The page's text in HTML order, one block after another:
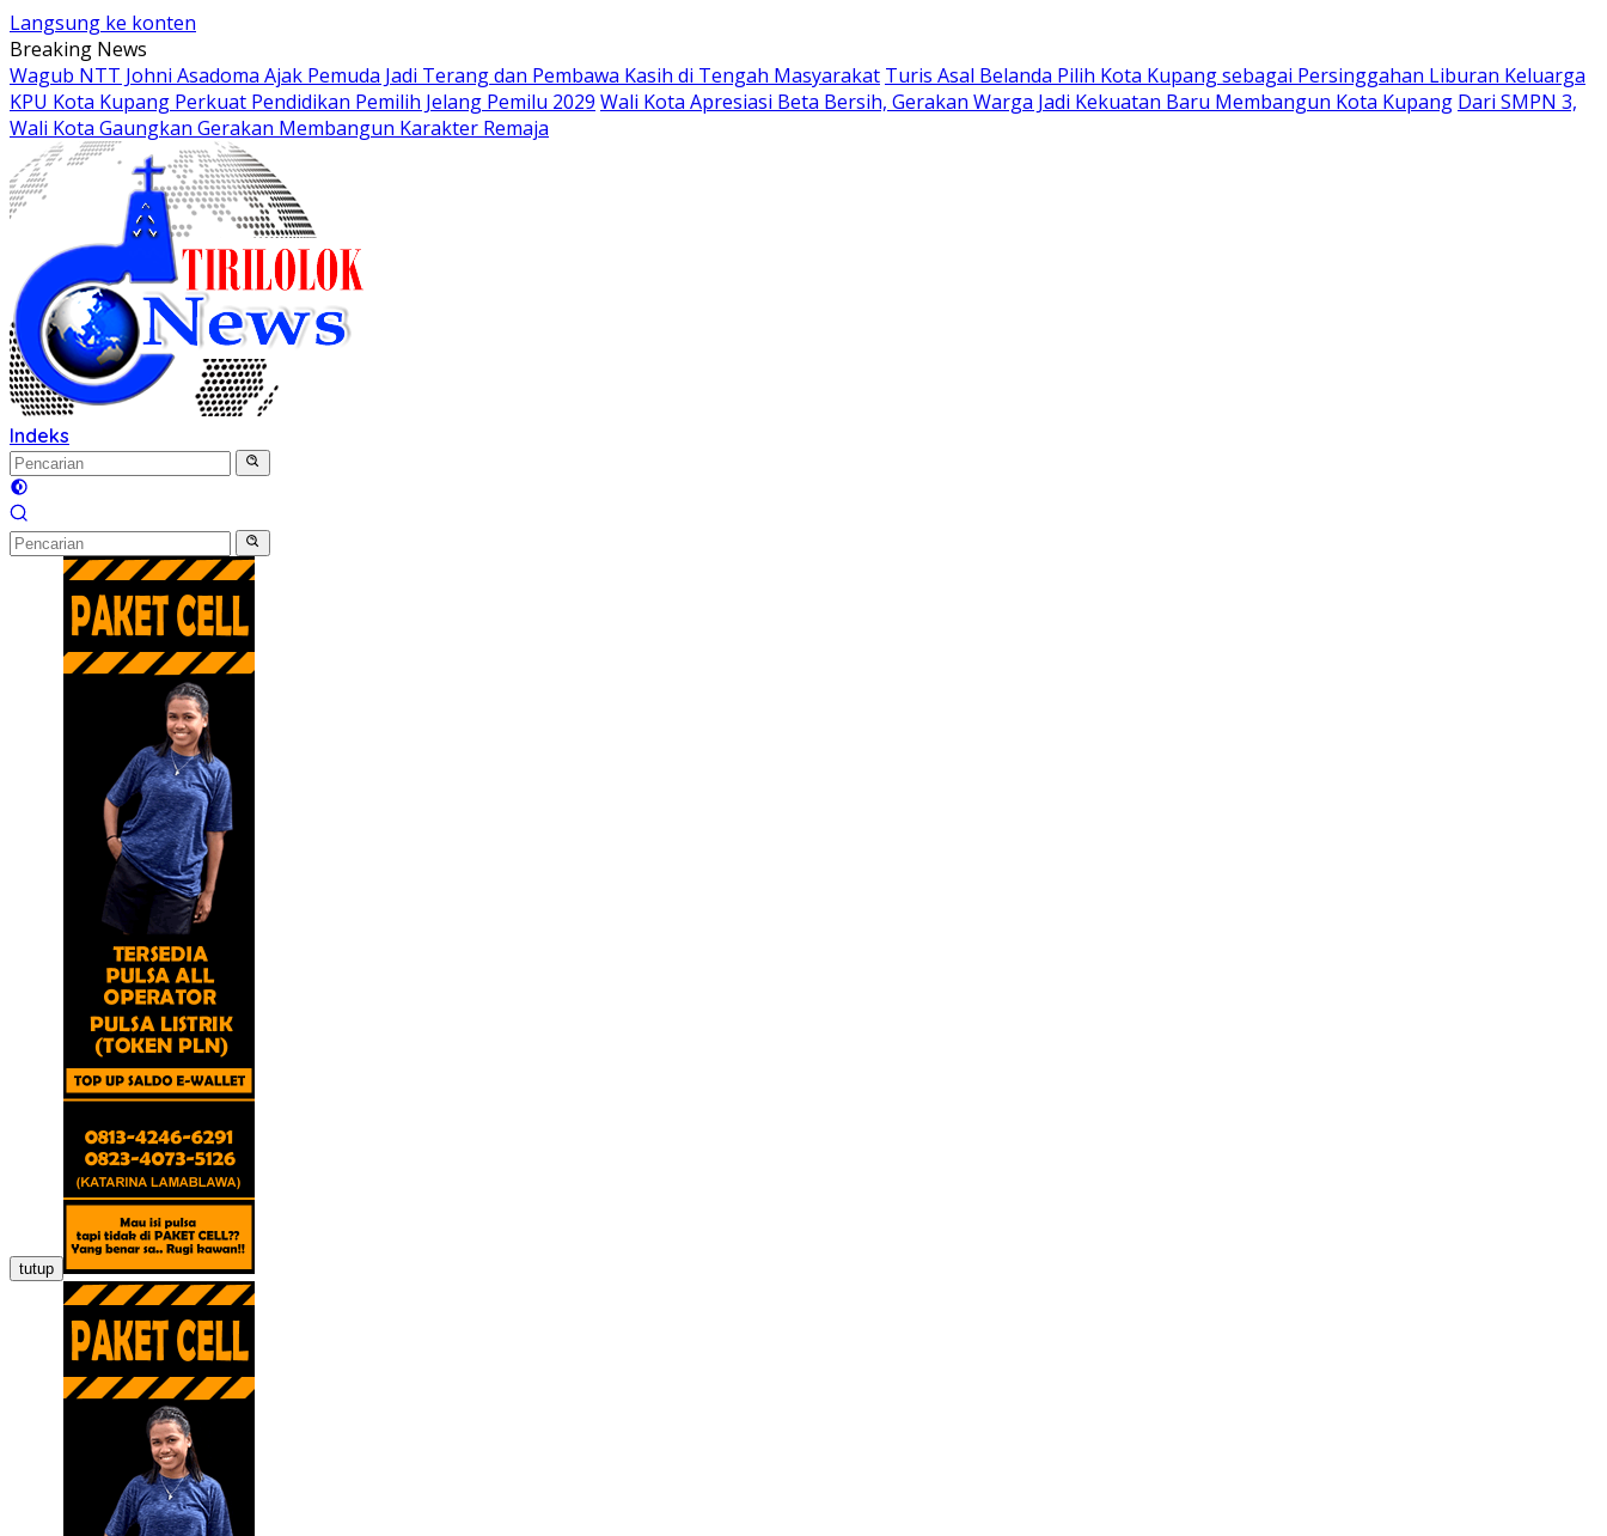
Langsung ke konten
Breaking News
Wagub NTT Johni Asadoma Ajak Pemuda Jadi Terang dan Pembawa Kasih di Tengah Masyarakat Turis Asal Belanda Pilih Kota Kupang sebagai Persinggahan Liburan Keluarga
KPU Kota Kupang Perkuat Pendidikan Pemilih Jelang Pemilu 2029 Wali Kota Apresiasi Beta Bersih, Gerakan Warga Jadi Kekuatan Baru Membangun Kota Kupang Dari SMPN 3,
Wali Kota Gaungkan Gerakan Membangun Karakter Remaja
Indeks
tutup